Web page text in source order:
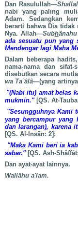
Dan Rasulullah
nabi yang paling
Adam. Sedangkan
berarti bahwa Dia
Nya. Allah—Subh
ada sesuatu pun yang
Mendengar lagi Maha
Dalam beberapa
nama-nama dan
disebutkan secara
wa Ta`âlâ—(yang
"(Nabi itu) amat belas
mukmin." [QS. At-
"Sesungguhnya Kami
yang bercampur yang
dan larangan), karena
[QS. Al-Insân: 2];
"Maka Kami beri ia
sabar." [QS. Ash-
Dan ayat-ayat lainnya.
Wallâhu a'lam.